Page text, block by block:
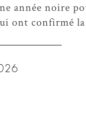
année noire
ont confirmé la